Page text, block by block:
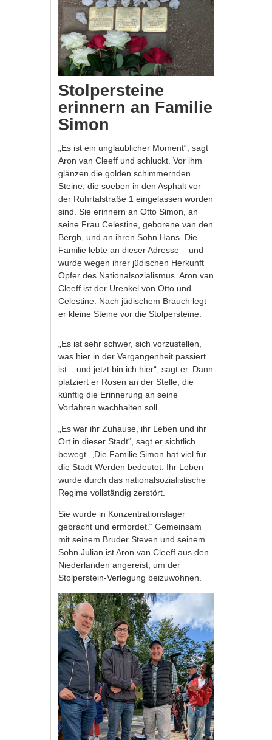
Stolpersteine
erinnern an Familie
Simon
„Es ist ein unglaublicher Moment“, sagt
Aron van Cleeff und schluckt. Vor ihm
glänzen die golden schimmernden
Steine, die soeben in den Asphalt vor
der Ruhrtalstraße 1 eingelassen worden
sind. Sie erinnern an Otto Simon, an
seine Frau Celestine, geborene van den
Bergh, und an ihren Sohn Hans. Die
Familie lebte an dieser Adresse – und
wurde wegen ihrer jüdischen Herkunft
Opfer des Nationalsozialismus. Aron van
Cleeff ist der Urenkel von Otto und
Celestine. Nach jüdischem Brauch legt
er kleine Steine vor die Stolpersteine.
„Es ist sehr schwer, sich vorzustellen,
was hier in der Vergangenheit passiert
ist – und jetzt bin ich hier“, sagt er. Dann
platziert er Rosen an der Stelle, die
künftig die Erinnerung an seine
Vorfahren wachhalten soll.
„Es war ihr Zuhause, ihr Leben und ihr
Ort in dieser Stadt“, sagt er sichtlich
bewegt. „Die Familie Simon hat viel für
die Stadt Werden bedeutet. Ihr Leben
wurde durch das nationalsozialistische
Regime vollständig zerstört.
Sie wurde in Konzentrationslager
gebracht und ermordet.“ Gemeinsam
mit seinem Bruder Steven und seinem
Sohn Julian ist Aron van Cleeff aus den
Niederlanden angereist, um der
Stolperstein-Verlegung beizuwohnen.